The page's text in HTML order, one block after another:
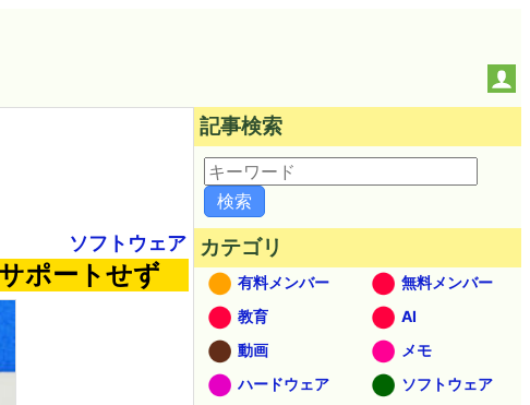
ソフトウェア
ポートせず
記事検索
カテゴリ
有料メンバー
無料メンバー
教育
AI
動画
メモ
ハードウェア
ソフトウェア